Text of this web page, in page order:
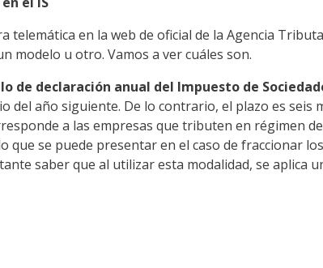
telemática en la web de oficial de la Agencia
modelo u otro. Vamos a ver cuáles son.
de declaración anual del Impuesto de
del año siguiente. De lo contrario, el plazo es seis
a las empresas que tributen en régimen
que se puede presentar en el caso de fraccionar
saber que al utilizar esta modalidad, se aplica